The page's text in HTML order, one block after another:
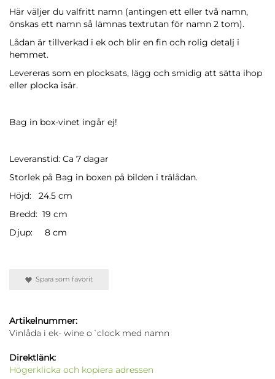
Här väljer du valfritt namn (antingen ett eller två namn,
önskas ett namn så lämnas textrutan för namn 2 tom).
Lådan är tillverkad i ek och blir en fin och rolig detalj i
hemmet.
Levereras som en plocksats, lägg och smidig att sätta ihop
eller plocka isär.
Bag in box-vinet ingår ej!
Leveranstid: Ca 7 dagar
Storlek på Bag in boxen på bilden i trälådan.
Höjd: 24.5 cm
Bredd: 19 cm
Djup: 8 cm
Spara som favorit
Artikelnummer:
Vinlåda i ek- wine o´clock med namn
Direktlänk:
Högerklicka och kopiera adressen